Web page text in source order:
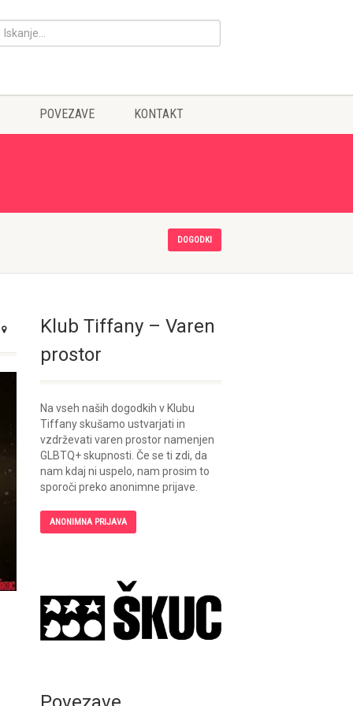
POVEZAVE KONTAKT
DOGODKI
Klub Tiffany – Varen
prostor
Na vseh naših dogodkih v Klubu
Tiffany skušamo ustvarjati in
vzdrževati varen prostor namenjen
GLBTQ+ skupnosti. Če se ti zdi, da
nam kdaj ni uspelo, nam prosim to
sporoči preko anonimne prijave.
ANONIMNA PRIJAVA